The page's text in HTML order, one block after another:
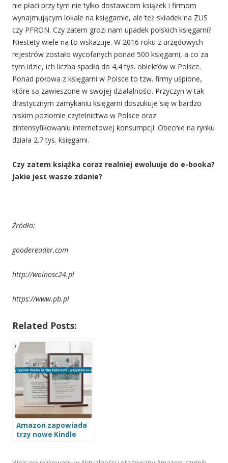
nie płaci przy tym nie tylko dostawcom książek i firmom
wynajmującym lokale na księgarnie, ale też składek na ZUS
czy PFRON. Czy zatem grozi nam upadek polskich księgarni?
Niestety wiele na to wskazuje. W 2016 roku z urzędowych
rejestrów zostało wycofanych ponad 500 księgarni, a co za
tym idzie, ich liczba spadła do 4,4 tys. obiektów w Polsce.
Ponad połowa z księgarni w Polsce to tzw. firmy uśpione,
które są zawieszone w swojej działalności. Przyczyn w tak
drastycznym zamykaniu księgarni doszukuje się w bardzo
niskim poziomie czytelnictwa w Polsce oraz
zintensyfikowaniu internetowej konsumpcji. Obecnie na rynku
działa 2.7 tys. księgarni.
Czy zatem książka coraz realniej ewoluuje do e-booka?
Jakie jest wasze zdanie?
Źródła:
goodereader.com
http://wolnosc24.pl
https://www.pb.pl
Related Posts:
Amazon zapowiada
trzy nowe Kindle